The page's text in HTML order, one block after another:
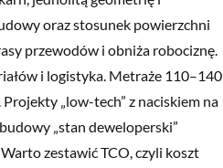
oraz stosunek powierzchni
przewodów i obniża robociznę.
i logistyka. Metraże 110–140
„low-tech” z naciskiem na
„stan deweloperski”
zestawić TCO, czyli koszt